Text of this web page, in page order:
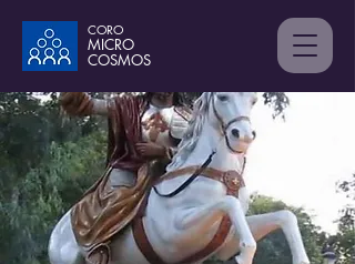
CORO
MICRO
COSMOS